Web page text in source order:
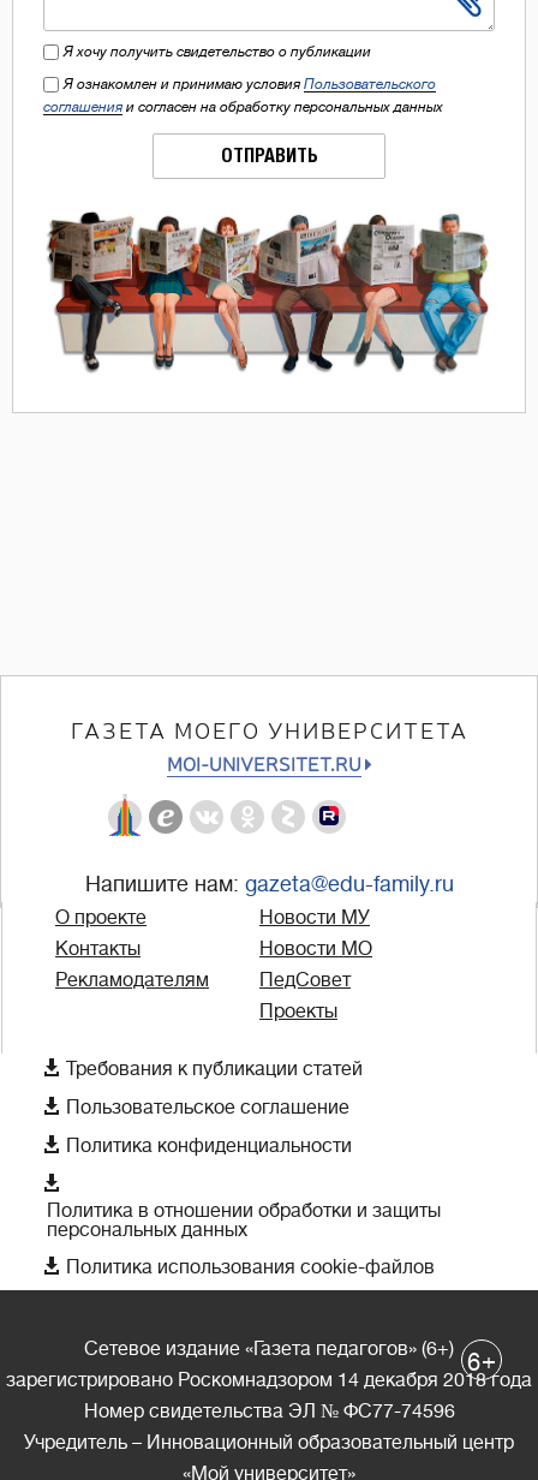
Я хочу получить свидетельство о публикации
Я ознакомлен и принимаю условия Пользовательского
соглашения и согласен на обработку персональных данных
ОТПРАВИТЬ
ГАЗЕТА МОЕГО УНИВЕРСИТЕТА
MOI-UNIVERSITET.RU
Напишите нам: gazeta@edu-family.ru
О проекте
Контакты
Рекламодателям
Новости МУ
Новости МО
ПедСовет
Проекты
 Требования к публикации статей
 Пользовательское соглашение
 Политика конфиденциальности

Политика в отношении обработки и защиты
персональных данных
 Политика использования cookie-файлов
Сетевое издание «Газета педагогов» (6+)
зарегистрировано Роскомнадзором 14 декабря 2018 года
Номер свидетельства ЭЛ № ФС77-74596
Учредитель – Инновационный образовательный центр
«Мой университет»
6+